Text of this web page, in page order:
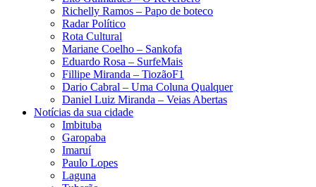
Richelly Ramos​ – Papo de boteco
Radar Político
Rota Cultural
Mariane Coelho – Sankofa
Eduardo Rosa​ – SurfeMais
Fillipe Miranda – TiozãoF1
Dario Cabral – Uma Coluna Qualquer
Daniel Luiz Miranda – Veias Abertas
Notícias da sua cidade
Imbituba
Garopaba
Imaruí
Paulo Lopes
Laguna